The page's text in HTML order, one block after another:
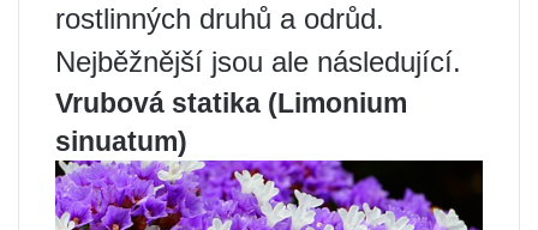
rostlinných druhů a odrůd.
Nejběžnější jsou ale následující.
Vrubová statika (Limonium
sinuatum)